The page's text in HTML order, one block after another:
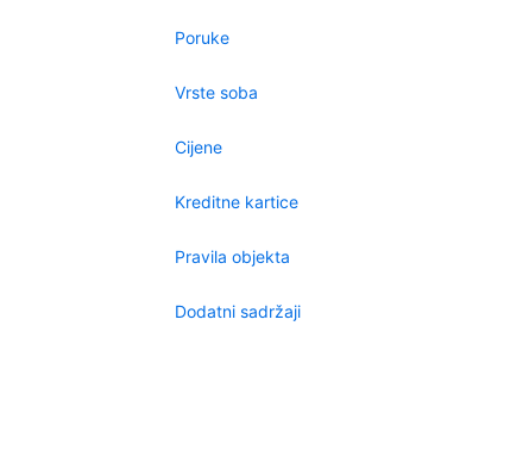
Poruke
Vrste soba
Cijene
Kreditne kartice
Pravila objekta
Dodatni sadržaji